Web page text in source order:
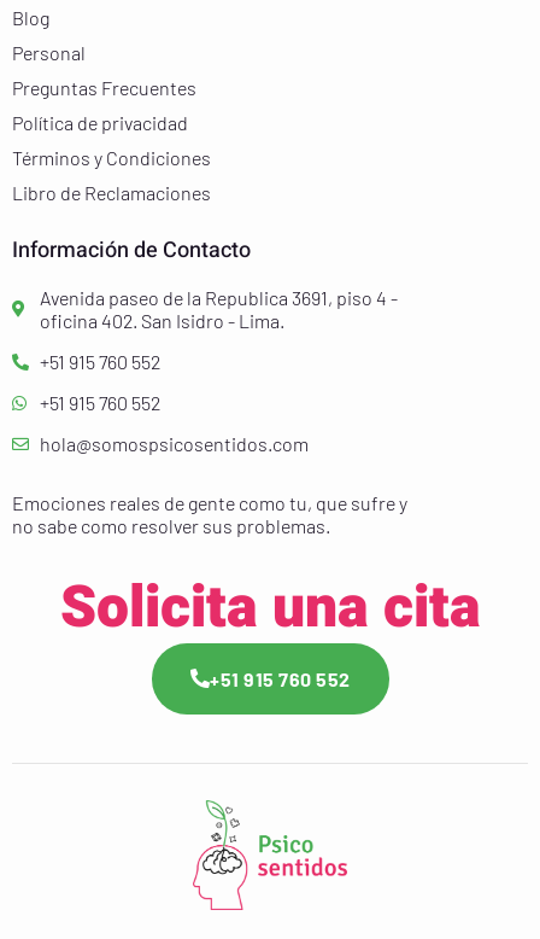
Blog
Personal
Preguntas Frecuentes
Política de privacidad
Términos y Condiciones
Libro de Reclamaciones
Información de Contacto
Avenida paseo de la Republica 3691, piso 4 -
oficina 402. San Isidro - Lima.
+51 915 760 552
+51 915 760 552
hola@somospsicosentidos.com
Emociones reales de gente como tu, que sufre y
no sabe como resolver sus problemas.
Solicita una cita
+51 915 760 552